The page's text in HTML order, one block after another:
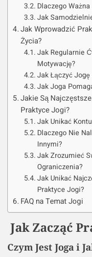
Dlaczego
Jak
Jak Wprowadzić
Życia?
Jak Regularnie
Motywację?
Jak Łączyć
Jak Joga
Jakie Są
Praktyce Jogi?
Jak Unikać
Dlaczego Nie
Innymi?
Jak Zrozumieć
Ograniczenia?
Jak Unikać
Praktyce Jogi?
FAQ na Temat Jogi
Jak Zacząć
Czym Jest Joga i